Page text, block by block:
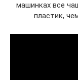
машинках все
пластик,